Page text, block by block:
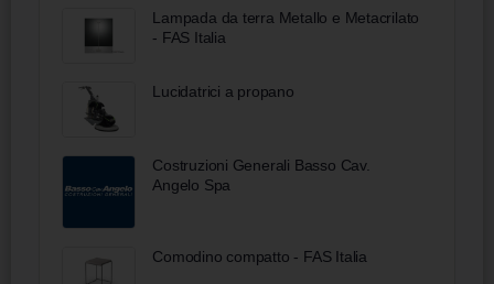
Lampada da terra Metallo e Metacrilato
- FAS Italia
Lucidatrici a propano
Costruzioni Generali Basso Cav.
Angelo Spa
Comodino compatto - FAS Italia